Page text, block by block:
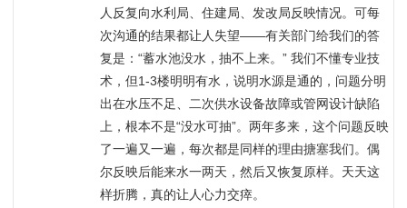
人反复向水利局、住建局、发改局反映情况。可每
次沟通的结果都让人失望——有关部门给我们的答
复是：“蓄水池没水，抽不上来。” 我们不懂专业技
术，但1-3楼明明有水，说明水源是通的，问题分明
出在水压不足、二次供水设备故障或管网设计缺陷
上，根本不是“没水可抽”。两年多来，这个问题反映
了一遍又一遍，每次都是同样的理由搪塞我们。偶
尔反映后能来水一两天，然后又恢复原样。天天这
样折腾，真的让人心力交瘁。